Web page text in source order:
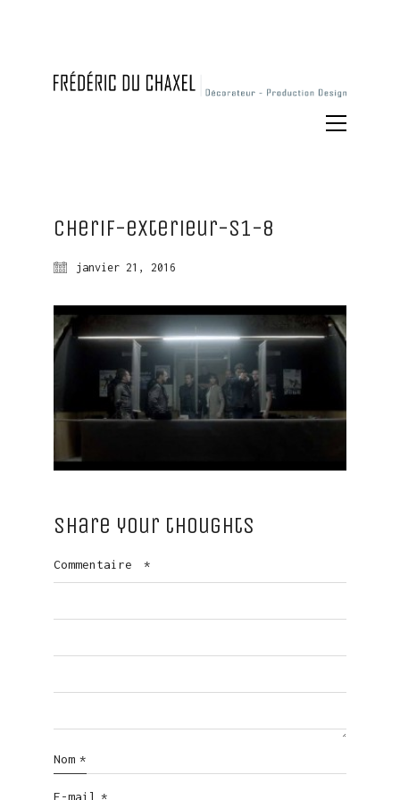
Cherif-exterieur-S1-8
janvier 21, 2016
Share your thoughts
Commentaire *
Nom *
E-mail *